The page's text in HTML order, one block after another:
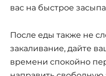
вас на быстрое
После еды также не
закаливание, дайте
времени спокойно